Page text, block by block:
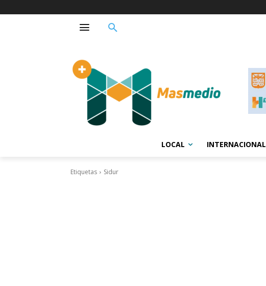
LOCAL INTERNACIONAL
Etiquetas Sidur